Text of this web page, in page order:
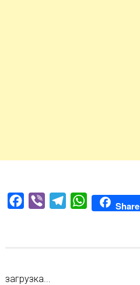
Facebook
Viber TelegramWhatsAppShare
загрузка...